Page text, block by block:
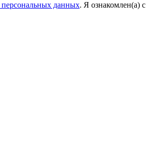
персональных данных. Я ознакомлен(а) с